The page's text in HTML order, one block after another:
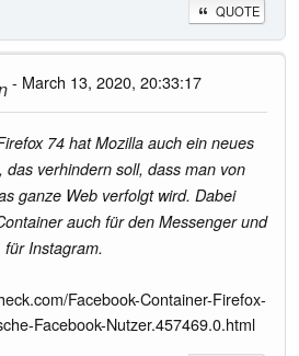
QUOTE
- March 13, 2020, 20:33:17
74 hat Mozilla auch ein neues
das verhindern soll, dass man von
ganze Web verfolgt wird. Dabei
auch für den Messenger und
für Instagram.
Facebook-Container-Firefox-
Facebook-Nutzer.457469.0.html